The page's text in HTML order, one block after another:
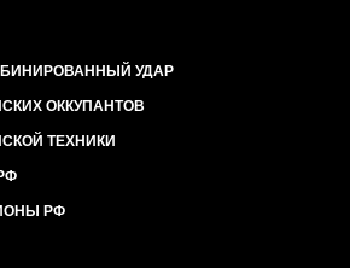
УДАР
ОККУПАНТОВ
ТЕХНИКИ
РФ